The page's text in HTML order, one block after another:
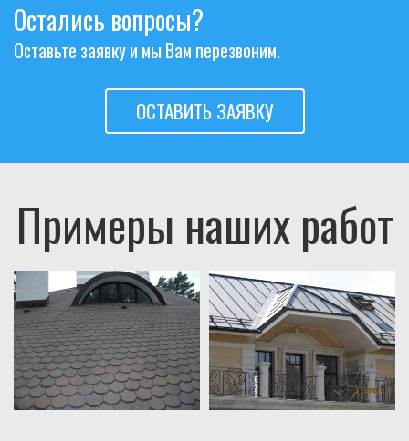
Остались вопросы?
Оставьте заявку и мы Вам перезвоним.
ОСТАВИТЬ ЗАЯВКУ
Примеры наших работ